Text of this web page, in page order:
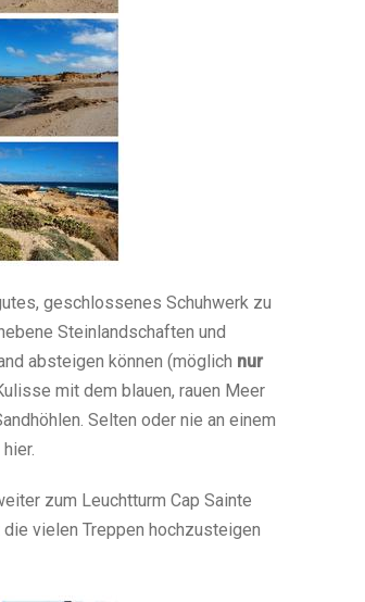
geschlossenes Schuhwerk zu
Steinlandschaften und
absteigen können (möglich nur
mit dem blauen, rauen Meer
Selten oder nie an einem
zum Leuchtturm Cap Sainte
vielen Treppen hochzusteigen